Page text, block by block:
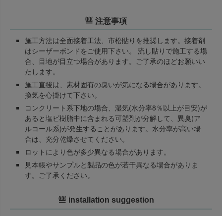
注意事項
施工方法は全面接着工法、市松貼りを推奨します。接着剤
はシーザーボンドをご使用下さい。 流し貼りで施工する場
合、目地が目立つ場合があります。ご了承のほどお願いい
たします。
施工直後は、素材固有の臭いが気になる場合があります。
換気を心掛けて下さい。
コンクリート系下地の場合、湿気(水分率8％以上が目安)が
あると塩ビ樹脂中に含まれる可塑剤が分解して、異臭(ア
ルコール系)が発生することがあります。水分率が高い場
合は、充分乾燥させてください。
ロットにより色が多少異なる場合があります。
見本帳やサンプルと製品の色が若干異なる場合がありま
す。ご了承ください。
installation suggestion